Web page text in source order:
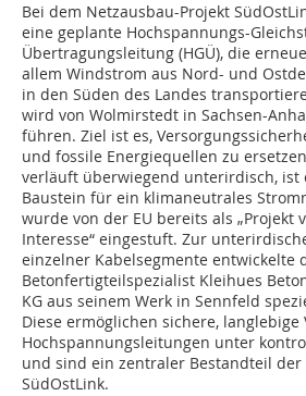
Bei dem Netzausbau-Projekt
eine geplante Hochspannungs-
Übertragungsleitung (HGÜ), die
allem Windstrom aus Nord- und
in den Süden des Landes
wird von Wolmirstedt in Sachsen-
führen. Ziel ist es,
und fossile Energiequellen zu
verläuft überwiegend unterirdisch, ist
Baustein für ein klimaneutrales
wurde von der EU bereits als „Projekt
Interesse“ eingestuft. Zur
einzelner Kabelsegmente entwickelte
Betonfertigteilspezialist Kleihues
KG aus seinem Werk in Sennfeld
Diese ermöglichen sichere,
Hochspannungsleitungen unter
und sind ein zentraler Bestandteil
SüdOstLink.